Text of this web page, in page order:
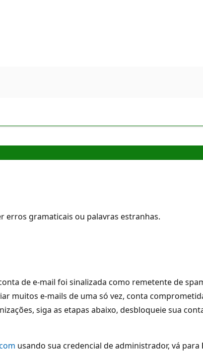
erros gramaticais ou palavras estranhas.
de e-mail foi sinalizada como remetente de
muitos e-mails de uma só vez, conta
siga as etapas abaixo, desbloqueie sua
usando sua credencial de administrador, vá para